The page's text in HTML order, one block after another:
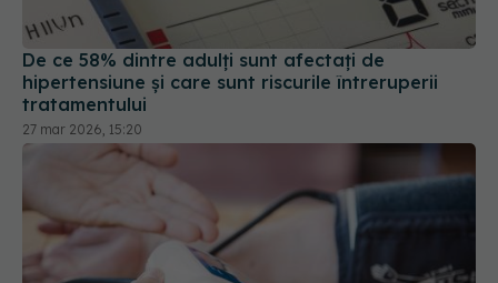
De ce 58% dintre adulți sunt afectați de
hipertensiune și care sunt riscurile întreruperii
tratamentului
27 mar 2026, 15:20